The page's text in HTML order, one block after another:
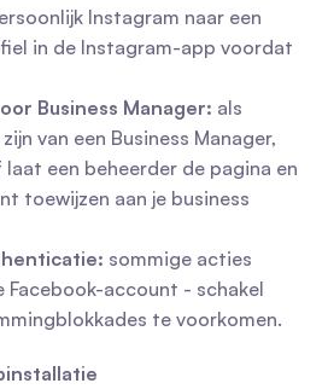
Instagram naar een
in de Instagram-app voordat
Business Manager: als
van een Business Manager,
een beheerder de pagina en
toewijzen aan je business
sommige acties
Facebook-account - schakel
te voorkomen.